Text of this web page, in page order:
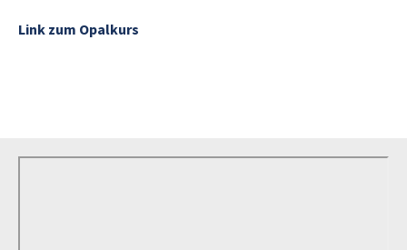
Link zum Opalkurs